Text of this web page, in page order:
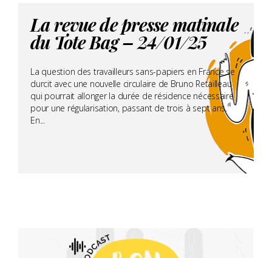
La revue de presse matinale
du Tote Bag – 24/01/25
La question des travailleurs sans-papiers en France se
durcit avec une nouvelle circulaire de Bruno Retailleau
qui pourrait allonger la durée de résidence nécessaire
pour une régularisation, passant de trois à sept ans.
En...